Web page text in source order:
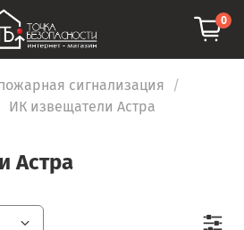
0
сигнализация
ИК извещатели Астра
Астра